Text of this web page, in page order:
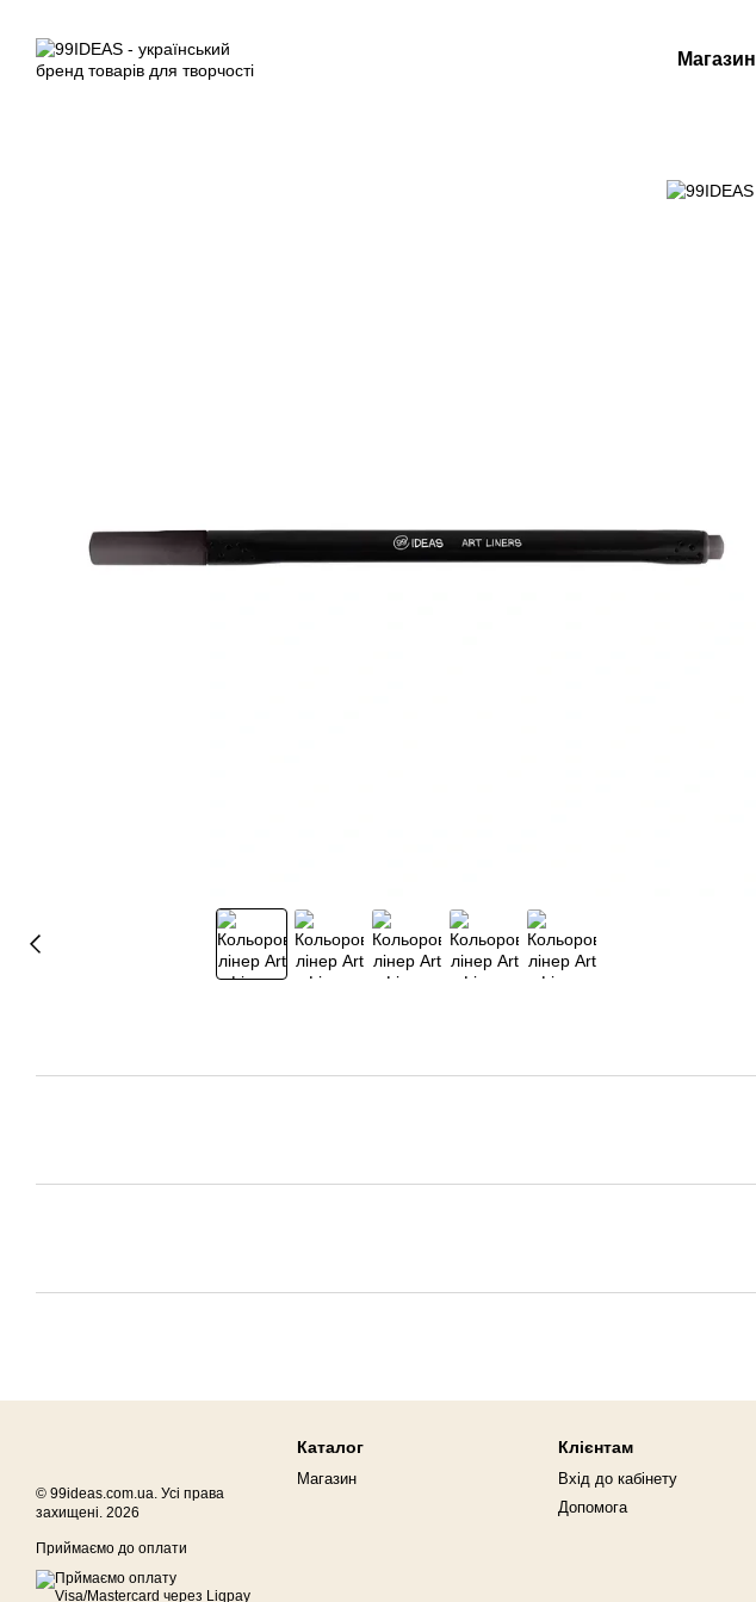
Магазин
© 99ideas.com.ua. Усі права
захищені. 2026
Приймаємо до оплати
Каталог
Магазин
Клієнтам
Вхід до кабінету
Допомога